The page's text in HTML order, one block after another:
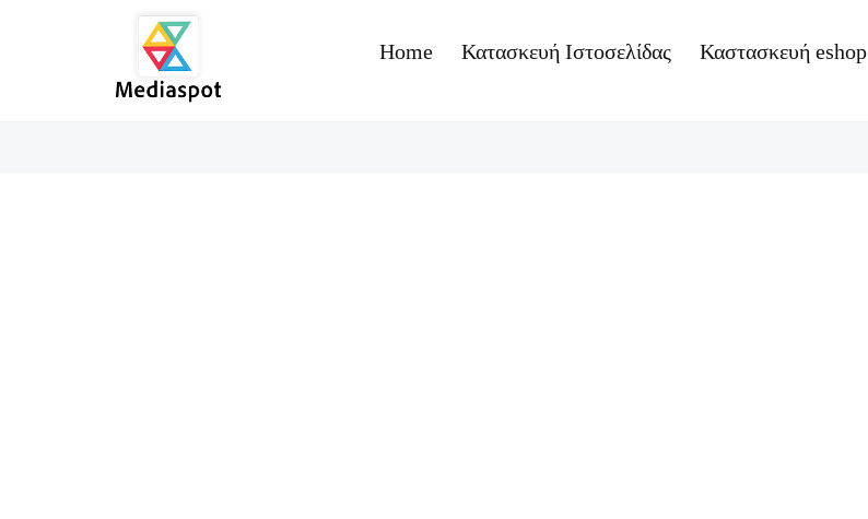
Home Κατασκευή Ιστοσελίδας Καστασκευή eshop